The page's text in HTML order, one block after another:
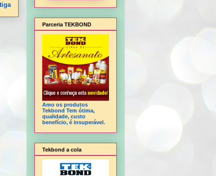
Parceria TEKBOND
Amo os produtos
Tekbond Tem ótima,
qualidade, custo
benefício, é insuperável.
Tekbond a cola